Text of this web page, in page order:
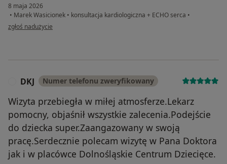
8 maja 2026
• Marek Wasicionek • konsultacja kardiologiczna + ECHO serca •
w opinii użytkownika m
zgłoś nadużycie
DKJ Numer telefonu zweryfikowany
Wizyta przebiegła w miłej atmosferze.Lekarz
pomocny, objaśnił wszystkie zalecenia.Podejście
do dziecka super.Zaangazowany w swoją
pracę.Serdecznie polecam wizytę w Pana Doktora
jak i w placówce Dolnośląskie Centrum Dziecięce.